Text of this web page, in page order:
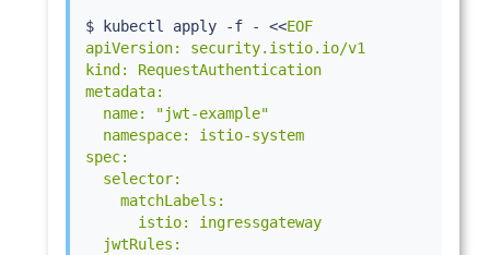
$ kubectl apply -f - <<EOF
apiVersion: security.istio.io/v1
kind: RequestAuthentication
metadata:
  name: "jwt-example"
  namespace: istio-system
spec:
  selector:
    matchLabels:
      istio: ingressgateway
  jwtRules: